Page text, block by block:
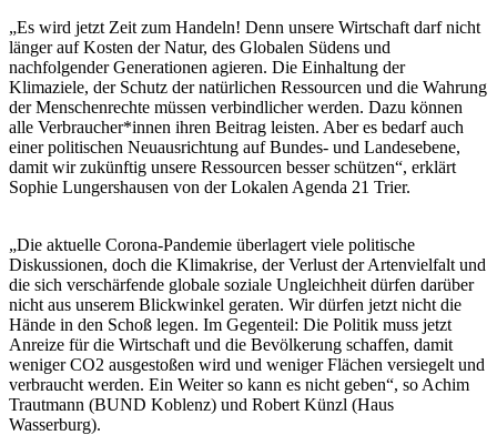
„Es wird jetzt Zeit zum Handeln! Denn unsere Wirtschaft darf nicht
länger auf Kosten der Natur, des Globalen Südens und
nachfolgender Generationen agieren. Die Einhaltung der
Klimaziele, der Schutz der natürlichen Ressourcen und die Wahrung
der Menschenrechte müssen verbindlicher werden. Dazu können
alle Verbraucher*innen ihren Beitrag leisten. Aber es bedarf auch
einer politischen Neuausrichtung auf Bundes- und Landesebene,
damit wir zukünftig unsere Ressourcen besser schützen“, erklärt
Sophie Lungershausen von der Lokalen Agenda 21 Trier.
„Die aktuelle Corona-Pandemie überlagert viele politische
Diskussionen, doch die Klimakrise, der Verlust der Artenvielfalt und
die sich verschärfende globale soziale Ungleichheit dürfen darüber
nicht aus unserem Blickwinkel geraten. Wir dürfen jetzt nicht die
Hände in den Schoß legen. Im Gegenteil: Die Politik muss jetzt
Anreize für die Wirtschaft und die Bevölkerung schaffen, damit
weniger CO2 ausgestoßen wird und weniger Flächen versiegelt und
verbraucht werden. Ein Weiter so kann es nicht geben“, so Achim
Trautmann (BUND Koblenz) und Robert Künzl (Haus
Wasserburg).